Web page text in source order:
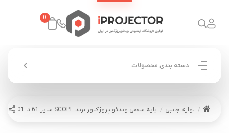
0
دسته بندی محصولات
لوازم جانبی پایه سقفی ویدئو پروژکتور برند SCOPE سایز 61 تا 101 سانت